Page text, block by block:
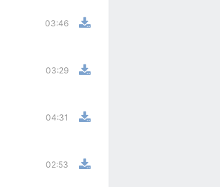
03:46
03:29
04:31
02:53